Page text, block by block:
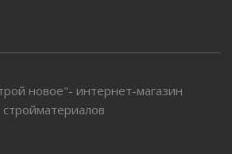
новое"- интернет-магазин
стройматериалов